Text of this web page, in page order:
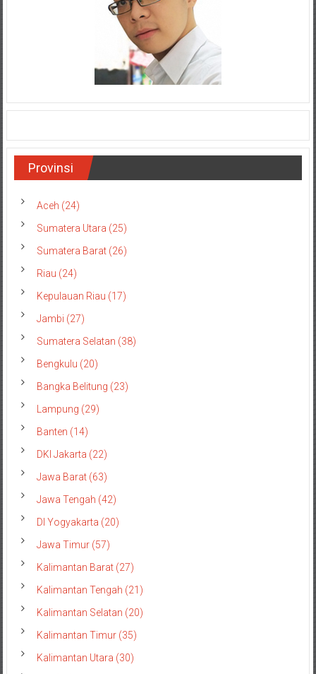
Provinsi
Aceh (24)
Sumatera Utara (25)
Sumatera Barat (26)
Riau (24)
Kepulauan Riau (17)
Jambi (27)
Sumatera Selatan (38)
Bengkulu (20)
Bangka Belitung (23)
Lampung (29)
Banten (14)
DKI Jakarta (22)
Jawa Barat (63)
Jawa Tengah (42)
DI Yogyakarta (20)
Jawa Timur (57)
Kalimantan Barat (27)
Kalimantan Tengah (21)
Kalimantan Selatan (20)
Kalimantan Timur (35)
Kalimantan Utara (30)